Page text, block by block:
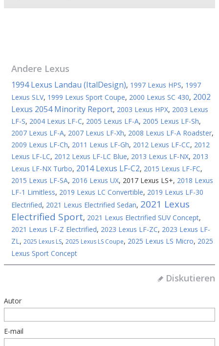
Andere Lexus
1994 Lexus Landau (ItalDesign), 1997 Lexus HPS, 1997
Lexus SLV, 1999 Lexus Sport Coupe, 2000 Lexus SC 430, 2002
Lexus 2054 Minority Report, 2003 Lexus HPX, 2003 Lexus
LF-S, 2004 Lexus LF-C, 2005 Lexus LF-A, 2005 Lexus LF-Sh,
2007 Lexus LF-A, 2007 Lexus LF-Xh, 2008 Lexus LF-A Roadster,
2009 Lexus LF-Ch, 2011 Lexus LF-Gh, 2012 Lexus LF-CC, 2012
Lexus LF-LC, 2012 Lexus LF-LC Blue, 2013 Lexus LF-NX, 2013
Lexus LF-NX Turbo, 2014 Lexus LF-C2, 2015 Lexus LF-FC,
2015 Lexus LF-SA, 2016 Lexus UX, 2017 Lexus LS+, 2018 Lexus
LF-1 Limitless, 2019 Lexus LC Convertible, 2019 Lexus LF-30
Electrified, 2021 Lexus Electrified Sedan, 2021 Lexus
Electrified Sport, 2021 Lexus Electrified SUV Concept,
2021 Lexus LF-Z Electrified, 2023 Lexus LF-ZC, 2023 Lexus LF-
ZL, 2025 Lexus LS, 2025 Lexus LS Coupe, 2025 Lexus LS Micro, 2025
Lexus Sport Concept
Diskutieren
Autor
E-mail